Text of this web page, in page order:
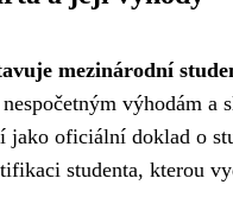
mezinárodní
výhodám a
jako oficiální doklad o
studenta, kterou